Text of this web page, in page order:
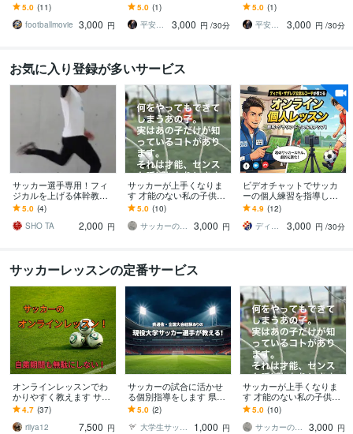
す 現役J1アカデミーコー
チが贈る！プロの視点で
徹底分析
5.0 (11)
footballmovie 3,000 円
ーグ/Jリーグの経験からあ
なたの「モヤモヤ」を解
決！
5.0 (1)
平安山良太
3,000 円 /30分
ラジル・アルゼンチン・
ペルー1部で活躍した方法
5.0 (1)
平安山良太
3,000 円 /30分
お気に入り登録が多いサービス
サッカー選手専用！フィ
ジカルを上げる体幹教え
ます プロにも指導した体
幹トレーニングで動きの
キレと安定性アップ！
5.0 (4)
SHO TA
2,000 円
サッカーが上手くなりま
す 才能のない私の子供達
も.we下部、県トレに合格
させました
5.0 (10)
サッカーの処方箋
3,000 円
ビデオチャットでサッカ
ーの個人練習を指導しま
す 現役日本代表・欧州組
を少年時代指導した経験
を持つコーチが指導
4.9 (12)
ディナモ・ザグレブ公認コーチ はしお
3,000 円 /30分
サッカーレッスンの定番サービス
オンラインレッスンでわ
かりやすく教えます サッ
カー歴15年、指導歴10
年！好きな時にオンライ
ンレッスン
4.7 (37)
riiya12
7,500 円
サッカーの試合に活かせ
る個別指導をします 県選
抜・全国大会出場経験あ
りの現役大学生が指導し
ます！
5.0 (2)
大学生サッカーコーチ
1,000 円
サッカーが上手くなりま
す 才能のない私の子供達
も.we下部、県トレに合格
させました
5.0 (10)
サッカーの処方箋
3,000 円